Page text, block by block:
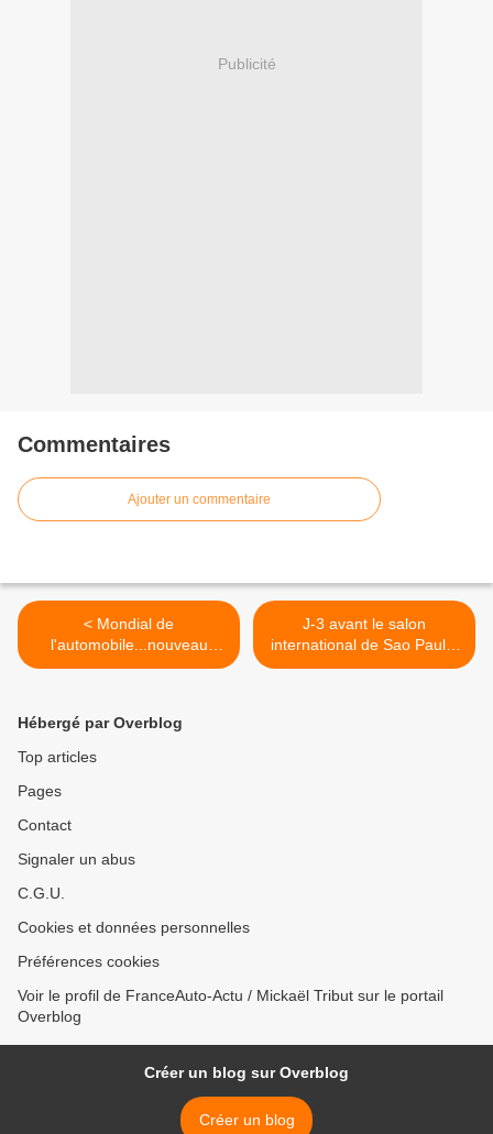
Publicité
Commentaires
Ajouter un commentaire
< Mondial de
l'automobile...nouveau
record!
J-3 avant le salon
international de Sao Paulo!
>
Hébergé par Overblog
Top articles
Pages
Contact
Signaler un abus
C.G.U.
Cookies et données personnelles
Préférences cookies
Voir le profil de FranceAuto-Actu / Mickaël Tribut sur le portail
Overblog
Créer un blog sur Overblog
Créer un blog